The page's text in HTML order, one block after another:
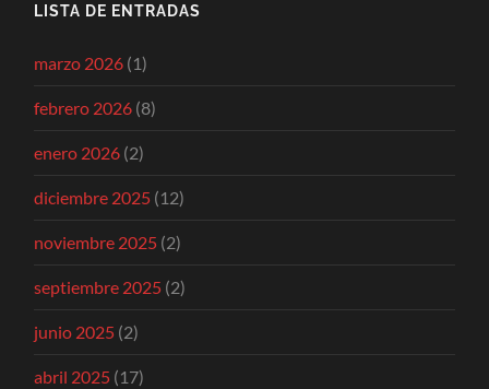
LISTA DE ENTRADAS
marzo 2026 (1)
febrero 2026 (8)
enero 2026 (2)
diciembre 2025 (12)
noviembre 2025 (2)
septiembre 2025 (2)
junio 2025 (2)
abril 2025 (17)